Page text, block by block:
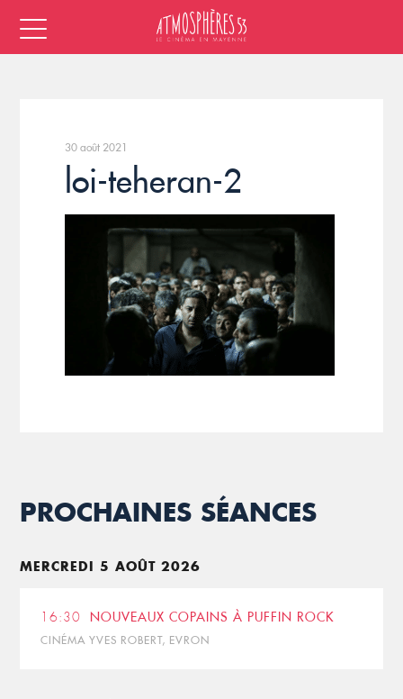
30 août 2021
loi-teheran-2
PROCHAINES SÉANCES
MERCREDI 5 AOÛT 2026
16:30 NOUVEAUX COPAINS À PUFFIN ROCK
CINÉMA YVES ROBERT, EVRON